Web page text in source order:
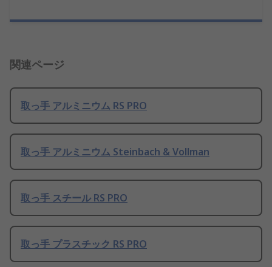
関連ページ
取っ手 アルミニウム RS PRO
取っ手 アルミニウム Steinbach & Vollman
取っ手 スチール RS PRO
取っ手 プラスチック RS PRO